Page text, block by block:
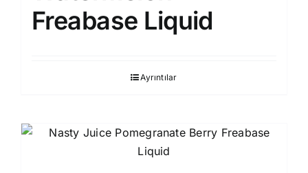
Freabase Liquid
Ayrıntılar